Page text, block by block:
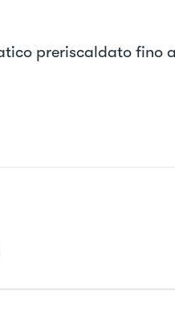
preriscaldato fino